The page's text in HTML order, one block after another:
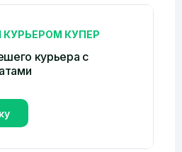
КУПЕР
курьера с